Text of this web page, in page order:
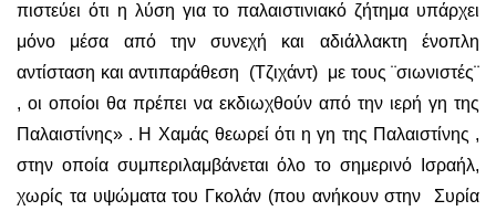
πιστεύει ότι η λύση για το παλαιστινιακό ζήτημα υπάρχει
μόνο μέσα από την συνεχή και αδιάλλακτη ένοπλη
αντίσταση και αντιπαράθεση (Τζιχάντ) με τους ¨σιωνιστές¨
, οι οποίοι θα πρέπει να εκδιωχθούν από την ιερή γη της
Παλαιστίνης» . Η Χαμάς θεωρεί ότι η γη της Παλαιστίνης ,
στην οποία συμπεριλαμβάνεται όλο το σημερινό Ισραήλ,
χωρίς τα υψώματα του Γκολάν (που ανήκουν στην Συρία